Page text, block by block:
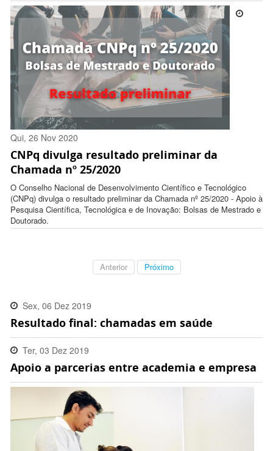
Qui, 26 Nov 2020
17:37:00 -0300
CNPq divulga resultado preliminar da
Chamada nº 25/2020
O Conselho Nacional de Desenvolvimento Científico e Tecnológico
(CNPq) divulga o resultado preliminar da Chamada nº 25/2020 - Apoio à
Pesquisa Científica, Tecnológica e de Inovação: Bolsas de Mestrado e
Doutorado.
Anterior Próximo
Sex, 06 Dez 2019
18:22:00 -0300
Resultado final: chamadas em saúde
Ter, 03 Dez 2019
09:39:00 -0300
Apoio a parcerias entre academia e empresa